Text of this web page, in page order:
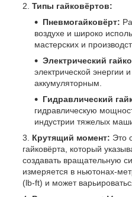
Типы гайковёртов:
Пневмогайковёрт:
воздухе и широко
мастерских и
Электрический
электрической энергии
аккумуляторным.
Гидравлический
гидравлическую
индустрии тяжелых
Крутящий момент: Это
гайковёрта, который
создавать вращательную
измеряется в ньютонах-
(lb-ft) и может